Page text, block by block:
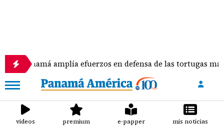
amplía efuerzos en defensa de las tortugas marinas
videos premium e-papper mis noticias